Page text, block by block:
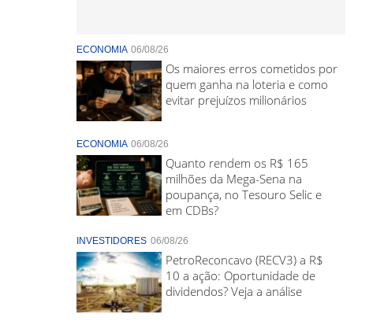
ECONOMIA 06/08/26
Os maiores erros cometidos por
quem ganha na loteria e como
evitar prejuízos milionários
ECONOMIA 06/08/26
Quanto rendem os R$ 165
milhões da Mega-Sena na
poupança, no Tesouro Selic e
em CDBs?
INVESTIDORES 06/08/26
PetroReconcavo (RECV3) a R$
10 a ação: Oportunidade de
dividendos? Veja a análise